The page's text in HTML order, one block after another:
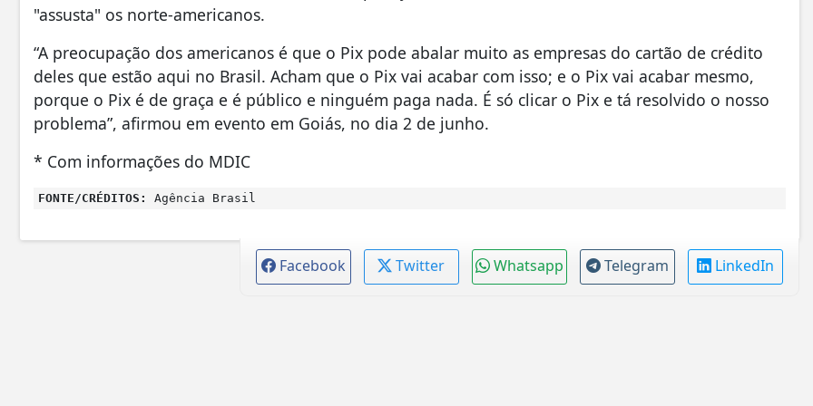
"assusta" os norte-americanos.
“A preocupação dos americanos é que o Pix pode abalar muito as empresas do cartão de crédito
deles que estão aqui no Brasil. Acham que o Pix vai acabar com isso; e o Pix vai acabar mesmo,
porque o Pix é de graça e é público e ninguém paga nada. É só clicar o Pix e tá resolvido o nosso
problema”, afirmou em evento em Goiás, no dia 2 de junho.
* Com informações do MDIC
FONTE/CRÉDITOS: Agência Brasil
Facebook Twitter Whatsapp Telegram LinkedIn